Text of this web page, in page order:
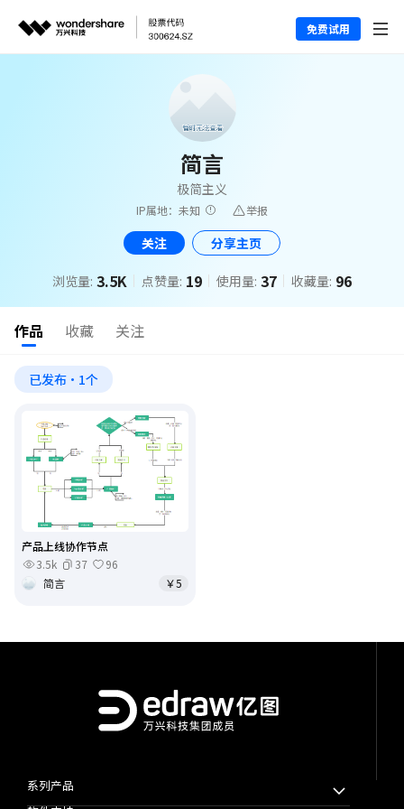
免费试用
简言
极简主义
IP属地：未知 举报
关注 分享主页
浏览量: 3.5K 点赞量: 19 使用量: 37 收藏量: 96
作品 收藏 关注
已发布·1个
产品上线协作节点
3.5k
37
96
简言
￥5
系列产品